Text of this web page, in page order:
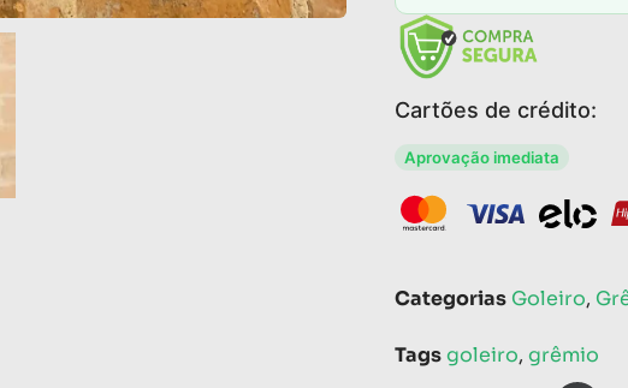
Cartões de crédito:
Aprovação imediata
Categorias Goleiro,
Tagsgoleiro, grêmio